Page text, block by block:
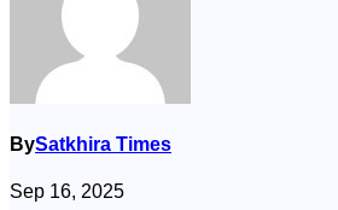
BySatkhira Times
Sep 16, 2025